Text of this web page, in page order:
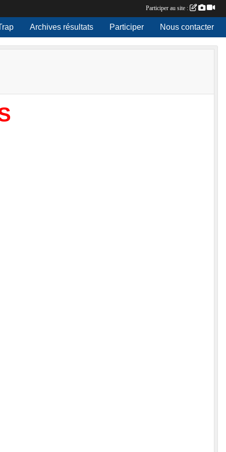
Archives résultats Participer Nous contacter
Participer au site :